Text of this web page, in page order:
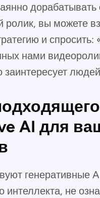
дорабатывать
ролик, вы можете
и спросить:
нами
заинтересует
AI для
генеративные
интеллекта, не